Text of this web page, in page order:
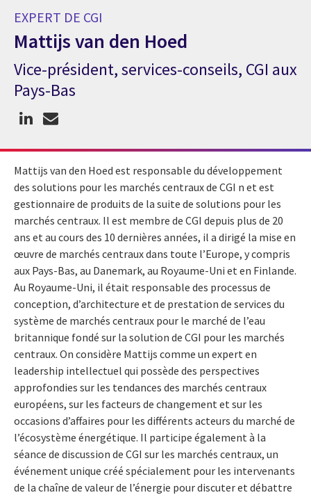
EXPERT DE CGI
Mattijs van den Hoed
Expert de CGI Mattijs van den Hoed
Vice-président, services-conseils, CGI aux
Pays-Bas
Mattijs van den Hoed est responsable du développement
des solutions pour les marchés centraux de CGI n et est
gestionnaire de produits de la suite de solutions pour les
marchés centraux. Il est membre de CGI depuis plus de 20
ans et au cours des 10 dernières années, il a dirigé la mise en
œuvre de marchés centraux dans toute l’Europe, y compris
aux Pays-Bas, au Danemark, au Royaume-Uni et en Finlande.
Au Royaume-Uni, il était responsable des processus de
conception, d’architecture et de prestation de services du
système de marchés centraux pour le marché de l’eau
britannique fondé sur la solution de CGI pour les marchés
centraux. On considère Mattijs comme un expert en
leadership intellectuel qui possède des perspectives
approfondies sur les tendances des marchés centraux
européens, sur les facteurs de changement et sur les
occasions d’affaires pour les différents acteurs du marché de
l’écosystème énergétique. Il participe également à la
séance de discussion de CGI sur les marchés centraux, un
événement unique créé spécialement pour les intervenants
de la chaîne de valeur de l’énergie pour discuter et débattre